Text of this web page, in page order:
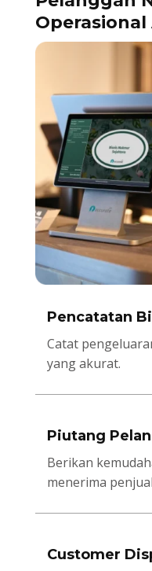
Operasional
Pencatatan
Catat
yang akurat.
Piutang
Berikan
menerima
Customer